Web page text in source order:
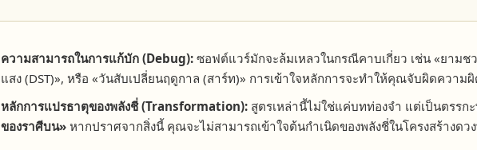
ความสามารถในการแก้บัก (Debug): ซอฟต์แวร์มักจะล้มเหลวในกรณีคาบเกี่ยว เช่น «ยามช
แสง (DST)», หรือ «วันสับเปลี่ยนฤดูกาล (สาร์ท)» การเข้าใจหลักการจะทำให้คุณจับผิดควา
หลักการแปรธาตุของพลังชี่ (Transformation): สูตรเหล่านี้ไม่ใช่แค่บทท่องจำ แต่เป็นตรรก
ของราศีบน» หากปราศจากสิ่งนี้ คุณจะไม่สามารถเข้าใจต้นกำเนิดของพลังชี่ในโครงสร้างดวง